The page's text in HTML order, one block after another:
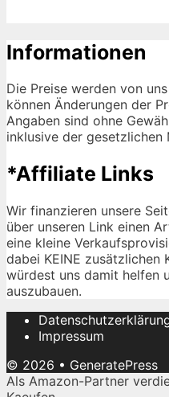
Informationen
Die Preise werden von
können Änderungen der
Angaben sind ohne
inklusive der gesetzlichen
*Affiliate Links
Wir finanzieren unsere
über unseren Link einen
eine kleine
dabei KEINE zusätzlichen
würdest uns damit helfen
auszubauen.
Impressum
© 2026 • GeneratePress
Als Amazon-Partner